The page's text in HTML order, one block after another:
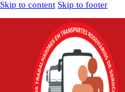
Skip to content Skip to footer